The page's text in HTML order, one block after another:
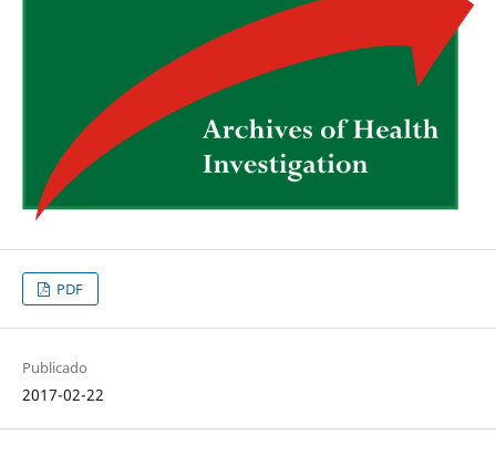
PDF
Publicado
2017-02-22